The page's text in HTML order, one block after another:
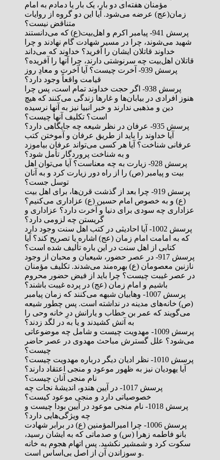
مؤمنان هفته‌ای دو بار، یک بار یا دمادم به امام
زمان(عج) عرضه می‌شود. آیا این دو گروه از روایات
متناقض نیست؟
پرسش 941- پیامبر اکرم و اهل‌بیت(ع) که می‌دانستند
شهید می‌شوند، چرا در مسیر شهادت گام نهادند و چرا
خداوند قاتلان ایشان را آفرید؟ خداوند که می‌داند
قاتلان اهل‌بیت چه سرنوشتی دارند، چرا آنها را آفریده؟
پرسش 939- آخرت چیست؟ آیا آخرت و معادِ روز
قیامت واقعاً وجود دارد؟
پرسش 938- اگر حجت خداوند تمام است، پس چرا
هنوز افرادی در بیابان‌ها و غارها زندگی می‌کنند که هیچ
دین و مذهبی ندارند و خبر انبیا نیز به آنها نرسیده
است؟ تکلیف آنها چیست؟
پرسش 935- عرفان در نظر شیعه چه جایگاهی دارد؟
آیا خداوند را باید از طریق عرفان و آموختن کتب
عرفانی شناخت؟ آیا هر کسی می‌تواند عرفان بیاموزد
و به شناخت پروردگار تأمل شود؟
پرسش 928- زیارت به چه معناست؟ آیا می‌توان اهل
بیت و پیامبر (ص) را از راه دور زیارت کرد و به آنان
توسل جست؟
پرسش 919- چرا بعد از گذشت قرن‌ها، برای اهل بیت
(ع) و به خصوص امام حسین (ع) عزاداری می‌کنیم؟
عزاداری چه سودی برای دنیا و آخرت دارد؟ عزاداری و
گریستن چه لزومی دارد؟
پرسش 1002- آیا احادیثی در کتب اهل سنت وجود دارد
که به امامت امام زمان (عج) اشاره یا تصریح کند؟ آیا
کتابی از اهل سنت در این باره تألیف شده است؟
پرسش 917- در عصر حضور، شیعیان و محبان از وجود
نازنین معصومان (ع) بهره‌مند می‌شدند. تکلیف مؤمنان
در عصر غیبت چیست؟ چرا باید از فیض حضور محروم
باشیم و امام زمان (عج) در پرده غیبت باشند؟
پرسش 1007- وهابیان شبهه می‌کنند که زمان پیامبر
(ص) خانه‌های مدینه در نداشته است. پس چطور شیعه
می‌گویند که عمر بن خطاب و یارانش درِ خانه وحی را
به آتش کشیدند و یا به در لگد زدند؟
پرسش 1009- مهدویت چیست و شامل چه موضوعاتی
می‌شود؟ علل گسترش مباحث مهدوی در عصر حاضر
چیست؟
پرسش 1010- نظر ادیان دیگر درباره مهدویت چیست؟
آیا یهودیان نیز به ظهور موعود و منجی اعتقاد دارند؟
نام منجی آنان چیست؟
پرسش 1017- در آیین هندو، اندیشۀ نجات چه
خصوصیاتی دارد و منجی موعود کیست؟
پرسش 1018- نام منجی موعود در آیین بودا چیست و
چه ویژگی‌هایی دارد؟
پرسش 1006- چرا امیرالمؤمنین (ع) در برابر شهادت
بانو فاطمه زهرا (س) و صدماتی که به ایشان رسید،
سکوت کرد و شمشیر نکشید. پس اتهام هجوم به خانه
و سوزاندن آن از اصل بی‌اساس است.